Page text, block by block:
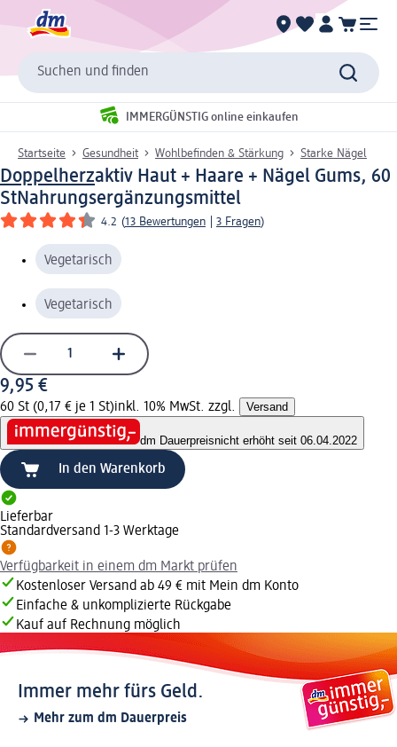
Suchen und finden
IMMERGÜNSTIG online einkaufen
Startseite Gesundheit Wohlbefinden & Stärkung Starke Nägel
Doppelherzaktiv Haut + Haare + Nägel Gums, 60
StNahrungsergänzungsmittel
4.2 (13 Bewertungen 3 Fragen)
Vegetarisch
Vegetarisch
9,95 €
60 St (0,17 € je 1 St)inkl. 10% MwSt. zzgl. Versand
dm Dauerpreisnicht erhöht seit 06.04.2022
In den Warenkorb
Lieferbar
Standardversand 1-3 Werktage
Verfügbarkeit in einem dm Markt prüfen
Kostenloser Versand ab 49 € mit Mein dm Konto
Einfache & unkomplizierte Rückgabe
Kauf auf Rechnung möglich
Immer mehr fürs Geld.
Mehr zum dm Dauerpreis